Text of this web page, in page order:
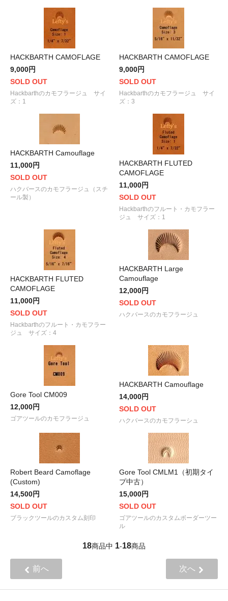
HACKBARTH CAMOFLAGE
9,000円
SOLD OUT
Hackbarthのカモフラージュ サイ
ズ：1
HACKBARTH CAMOFLAGE
9,000円
SOLD OUT
Hackbarthのカモフラージュ サイ
ズ：3
HACKBARTH Camouflage
11,000円
SOLD OUT
ハクバースのカモフラージュ（スチ
ール製）
HACKBARTH FLUTED
CAMOFLAGE
11,000円
SOLD OUT
Hackbarthのフルート・カモフラー
ジュ サイズ：1
HACKBARTH FLUTED
CAMOFLAGE
11,000円
SOLD OUT
Hackbarthのフルート・カモフラー
ジュ サイズ：4
HACKBARTH Large
Camouflage
12,000円
SOLD OUT
ハクバースのカモフラージュ
Gore Tool CM009
12,000円
ゴアツールのカモフラージュ
HACKBARTH Camouflage
14,000円
SOLD OUT
ハクバースのカモフラーシュ
Robert Beard Camoflage
(Custom)
14,500円
SOLD OUT
ブラックツールのカスタム刻印
Gore Tool CMLM1（初期タイ
プ中古）
15,000円
SOLD OUT
ゴアツールのカスタムボーダーツー
ル
18商品中 1-18商品
前へ 次へ